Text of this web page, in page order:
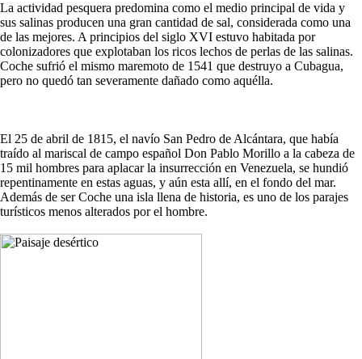
La actividad pesquera predomina como el medio principal de vida y
sus salinas producen una gran cantidad de sal, considerada como una
de las mejores. A principios del siglo XVI estuvo habitada por
colonizadores que explotaban los ricos lechos de perlas de las salinas.
Coche sufrió el mismo maremoto de 1541 que destruyo a Cubagua,
pero no quedó tan severamente dañado como aquélla.
El 25 de abril de 1815, el navío San Pedro de Alcántara, que había
traído al mariscal de campo español Don Pablo Morillo a la cabeza de
15 mil hombres para aplacar la insurrección en Venezuela, se hundió
repentinamente en estas aguas, y aún esta allí, en el fondo del mar.
Además de ser Coche una isla llena de historia, es uno de los parajes
turísticos menos alterados por el hombre.